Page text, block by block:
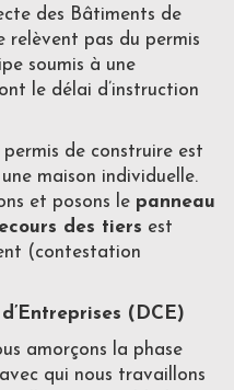
des Bâtiments de
relèvent pas du permis
soumis à une
le délai d’instruction
permis de construire est
maison individuelle.
et posons le panneau
des tiers est
(contestation
(DCE)
amorçons la phase
qui nous travaillons